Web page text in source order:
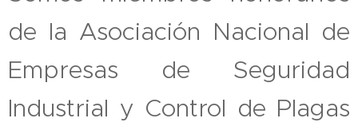
de la Asociación Nacional de
Empresas de Seguridad
Industrial y Control de Plagas